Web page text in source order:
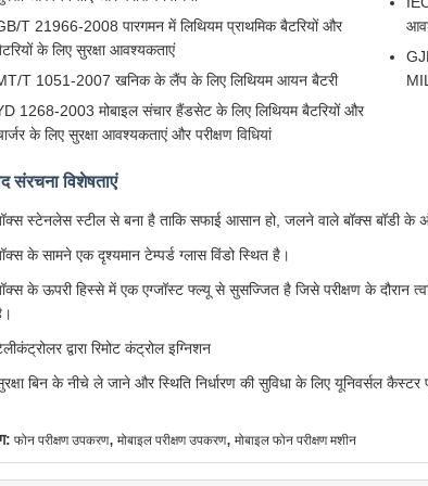
T 21966-2008 पारगमन में लिथियम प्राथमिक बैटरियों और
के लिए सुरक्षा आवश्यकताएं
T 1051-2007 खनिक के लैंप के लिए लिथियम आयन बैटरी
1268-2003 मोबाइल संचार हैंडसेट के लिए लिथियम बैटरियों और
के लिए सुरक्षा आवश्यकताएं और परीक्षण विधियां
संरचना विशेषताएं
स्टेनलेस स्टील से बना है ताकि सफाई आसान हो, जलने वाले बॉक्स बॉडी के
के सामने एक दृश्यमान टेम्पर्ड ग्लास विंडो स्थित है।
के ऊपरी हिस्से में एक एग्जॉस्ट फ्ल्यू से सुसज्जित है जिसे परीक्षण के दौरान
द्वारा रिमोट कंट्रोल इग्निशन
बिन के नीचे ले जाने और स्थिति निर्धारण की सुविधा के लिए यूनिवर्सल कैस्टर
फोन परीक्षण उपकरण, मोबाइल परीक्षण उपकरण, मोबाइल फोन परीक्षण मशीन